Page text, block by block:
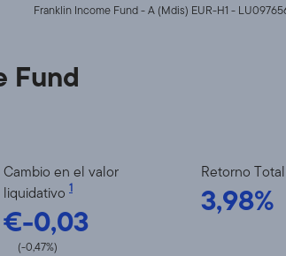
Franklin Income Fund - A (Mdis) EUR-H1 -
Fund
Cambio en el valor
liquidativo 1
€-0,03
(-0,47%)
Retorno
3,98%